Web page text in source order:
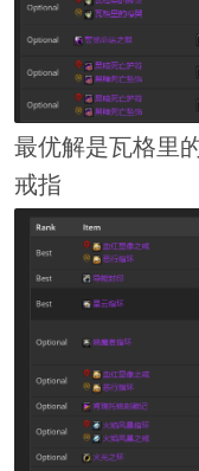
最优解是瓦格里
戒指